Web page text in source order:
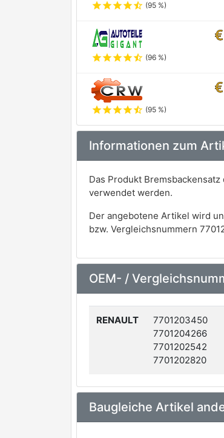
starstarstarstarstar_half (95 %)
starstarstarstarstar_half (96 %)
starstarstarstarstar_half (95 %)
Informationen zum
Das Produkt
verwendet werden.
Der angebotene Artikel wird
bzw. Vergleichsnummern
OEM- /
RENAULT 7701203450
7701204266
7701202542
7701202820
Baugleiche Artikel